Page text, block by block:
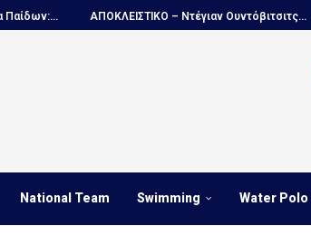
ΑΠΟΚΛΕΙΣΤΙΚΟ – Ντέγιαν Ουντόβιτσιτς... Πόλο,
National Team Swimming Water Polo